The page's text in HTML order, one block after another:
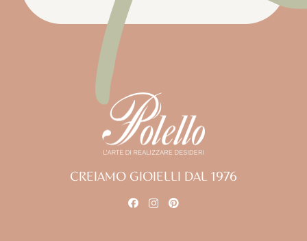
CREIAMO GIOIELLI DAL 1976